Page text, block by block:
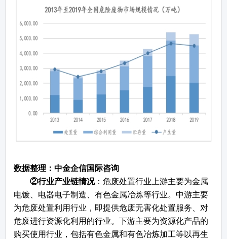
数据整理：中金企信国际咨询
②行业产业链情况：危废处置行业上游主要为金属
电镀、电器电子制造、有色金属冶炼等行业。中游主要
为危废处置利用行业，即提供危废无害化处置服务、对
危废进行资源化利用的行业。下游主要为资源化产品的
购买使用行业，包括有色金属和有色冶炼加工等以再生